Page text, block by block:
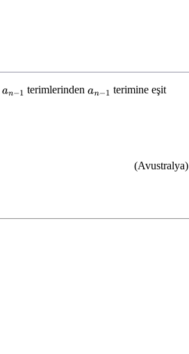
−1 terimlerindenan−1 terimine eşit
(Avustralya)